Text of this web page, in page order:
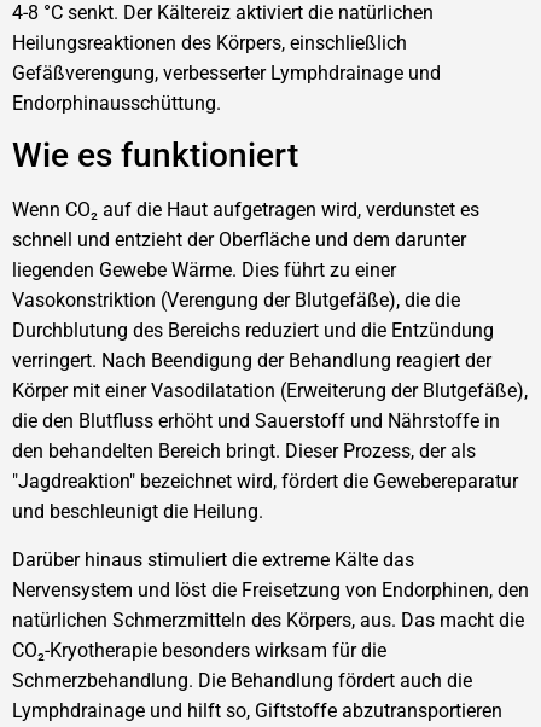
4-8 °C senkt. Der Kältereiz aktiviert die natürlichen
Heilungsreaktionen des Körpers, einschließlich
Gefäßverengung, verbesserter Lymphdrainage und
Endorphinausschüttung.
Wie es funktioniert
Wenn CO₂ auf die Haut aufgetragen wird, verdunstet es
schnell und entzieht der Oberfläche und dem darunter
liegenden Gewebe Wärme. Dies führt zu einer
Vasokonstriktion (Verengung der Blutgefäße), die die
Durchblutung des Bereichs reduziert und die Entzündung
verringert. Nach Beendigung der Behandlung reagiert der
Körper mit einer Vasodilatation (Erweiterung der Blutgefäße),
die den Blutfluss erhöht und Sauerstoff und Nährstoffe in
den behandelten Bereich bringt. Dieser Prozess, der als
"Jagdreaktion" bezeichnet wird, fördert die Gewebereparatur
und beschleunigt die Heilung.
Darüber hinaus stimuliert die extreme Kälte das
Nervensystem und löst die Freisetzung von Endorphinen, den
natürlichen Schmerzmitteln des Körpers, aus. Das macht die
CO₂-Kryotherapie besonders wirksam für die
Schmerzbehandlung. Die Behandlung fördert auch die
Lymphdrainage und hilft so, Giftstoffe abzutransportieren